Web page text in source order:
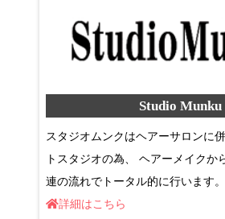
Studio Munku
スタジオムンクはヘアーサロンに
トスタジオの為、 ヘアーメイクか
連の流れでトータル的に行います。
詳細はこちら